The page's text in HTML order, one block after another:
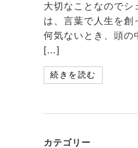
大切なことなのでシ
は、言葉で人生を創
何気ないとき、頭の
[…]
続きを読む
カテゴリー